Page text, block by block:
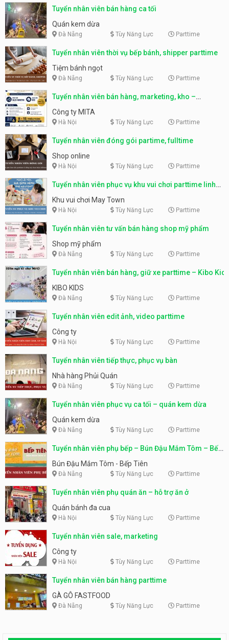
Tuyển nhân viên bán hàng ca tối
Quán kem dừa
Đà Nẵng Tùy Năng Lực Parttime
Tuyển nhân viên thời vụ bếp bánh, shipper parttime
Tiệm bánh ngọt
Đà Nẵng Tùy Năng Lực Parttime
Tuyển nhân viên bán hàng, marketing, kho –
parttime, fulltime
Công ty MITA
Hà Nội Tùy Năng Lực Parttime
Tuyển nhân viên đóng gói partime, fulltime
Shop online
Hà Nội Tùy Năng Lực Parttime
Tuyển nhân viên phục vụ khu vui chơi parttime linh
động
Khu vui chơi May Town
Hà Nội Tùy Năng Lực Parttime
Tuyển nhân viên tư vấn bán hàng shop mỹ phẩm
Shop mỹ phẩm
Đà Nẵng Tùy Năng Lực Parttime
Tuyển nhân viên bán hàng, giữ xe parttime – Kibo Kid
KIBO KIDS
Đà Nẵng Tùy Năng Lực Parttime
Tuyển nhân viên edit ảnh, video parttime
Công ty
Hà Nội Tùy Năng Lực Parttime
Tuyển nhân viên tiếp thực, phục vụ bàn
Nhà hàng Phủi Quán
Đà Nẵng Tùy Năng Lực Parttime
Tuyển nhân viên phục vụ ca tối – quán kem dừa
Quán kem dừa
Đà Nẵng Tùy Năng Lực Parttime
Tuyển nhân viên phụ bếp – Bún Đậu Mắm Tôm – Bếp
Tiên
Bún Đậu Mắm Tôm - Bếp Tiên
Đà Nẵng Tùy Năng Lực Parttime
Tuyển nhân viên phụ quán ăn – hỗ trợ ăn ở
Quán bánh đa cua
Hà Nội Tùy Năng Lực Parttime
Tuyển nhân viên sale, marketing
Công ty
Hà Nội Tùy Năng Lực Parttime
Tuyển nhân viên bán hàng parttime
GÀ GÔ FASTFOOD
Đà Nẵng Tùy Năng Lực Parttime